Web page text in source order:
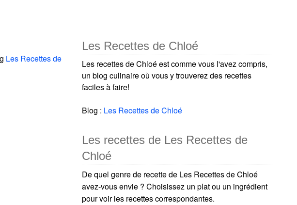
Les Recettes de
Les Recettes de Chloé
Les recettes de Chloé est comme vous l'avez compris,
un blog culinaire où vous y trouverez des recettes
faciles à faire!
Blog : Les Recettes de Chloé
Les recettes de Les Recettes de
Chloé
De quel genre de recette de Les Recettes de Chloé
avez-vous envie ? Choisissez un plat ou un ingrédient
pour voir les recettes correspondantes.